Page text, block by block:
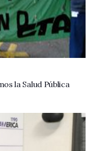
la Salud Pública